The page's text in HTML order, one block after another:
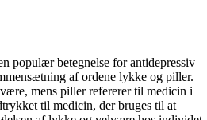
populær betegnelse for antidepressiv
af ordene lykke og piller.
mens piller refererer til medicin i
til medicin, der bruges til at